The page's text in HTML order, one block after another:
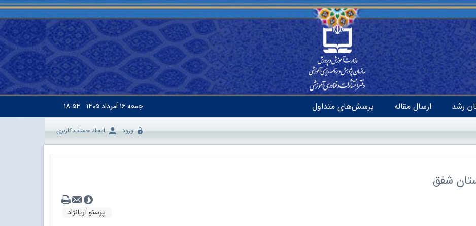
رشد ارسال مقاله پرسش‌های متداول جمعه۱۶ اَمرداد ۱۴۰۵ ۱۸:۵۴
ورود ایجاد حساب کاربری
شفق
پرستو آریانژاد